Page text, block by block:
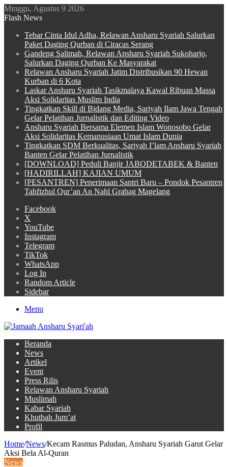
Minggu, Agustus 9 2026
Flash News
Tebar Cinta Idul Adha, Relawan Ansharu Syariah Salurkan
Paket Daging Qurban di Ciracas Serang
Gandeng Salimah, Relawan Ansharu Syariah Sukoharjo,
Salurkan Daging Qurban Ke Masyarakat
Relawan Ansharu Syariah Jatim Distribusikan 90 Hewan
Kurban di 6 Kota
Laskar Ansharu Syariah Tasikmalaya Kawal Ribuan Massa
Aksi Solidaritas Muslim India
Tingkatkan Skill di Bidang Media, Sariyah Ilam Jawa Tengah
Gelar Pelatihan Jurnalistik dan Editing Video
Ansharu Syariah Bersama Elemen Islam Wonosobo Gelar
Aksi Solidaritas Kemanusiaan Umat Islam Dunia
Tingkatkan SDM Berkualitas, Sariyah I’lam Ansharu Syariah
Banten Gelar Pelatihan Jurnalistik
[DOWNLOAD] Peduli Banjir JABODETABEK & Banten
[HADIRILLAH] KAJIAN UMUM
[PESANTREN] Penerimaan Santri Baru – Pondok Pesantren
Tahfizhul Qur’an An Nahl Grabag Magelang
Facebook
X
YouTube
Instagram
Telegram
TikTok
WhatsApp
Log In
Random Article
Sidebar
Menu
Beranda
News
Artikel
Event
Press Rilis
Relawan Ansharu Syariah
Muslimah
Kabar Syariah
Khutbah Jum’at
Profil
Home/News/Kecam Rasmus Paludan, Ansharu Syariah Garut Gelar
Aksi Bela Al-Quran
News